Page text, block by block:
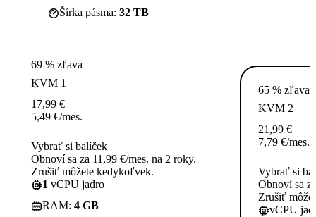
Šírka pásma: 32 TB
69 % zľava
KVM 1
17,99 €
5,49 €/mes.
Vybrať si balíček
Obnoví sa za 11,99 €/mes. na 2 roky.
Zrušiť môžete kedykoľvek.
1 vCPU jadro
RAM: 4 GB
65 % zľava
KVM 2
21,99 €
7,79 €/mes.
Vybrať si
Obnoví sa
Zrušiť
vCPU